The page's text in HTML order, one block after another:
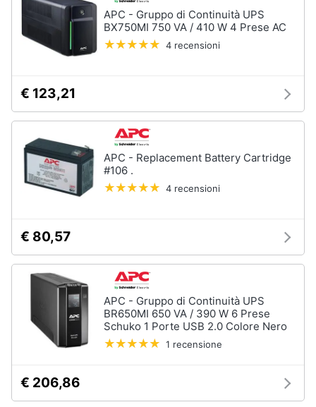
APC - Gruppo di Continuità UPS
BX750MI 750 VA / 410 W 4 Prese AC
4 recensioni
€ 123,21
APC - Replacement Battery Cartridge
#106 .
4 recensioni
€ 80,57
APC - Gruppo di Continuità UPS
BR650MI 650 VA / 390 W 6 Prese
Schuko 1 Porte USB 2.0 Colore Nero
1 recensione
€ 206,86